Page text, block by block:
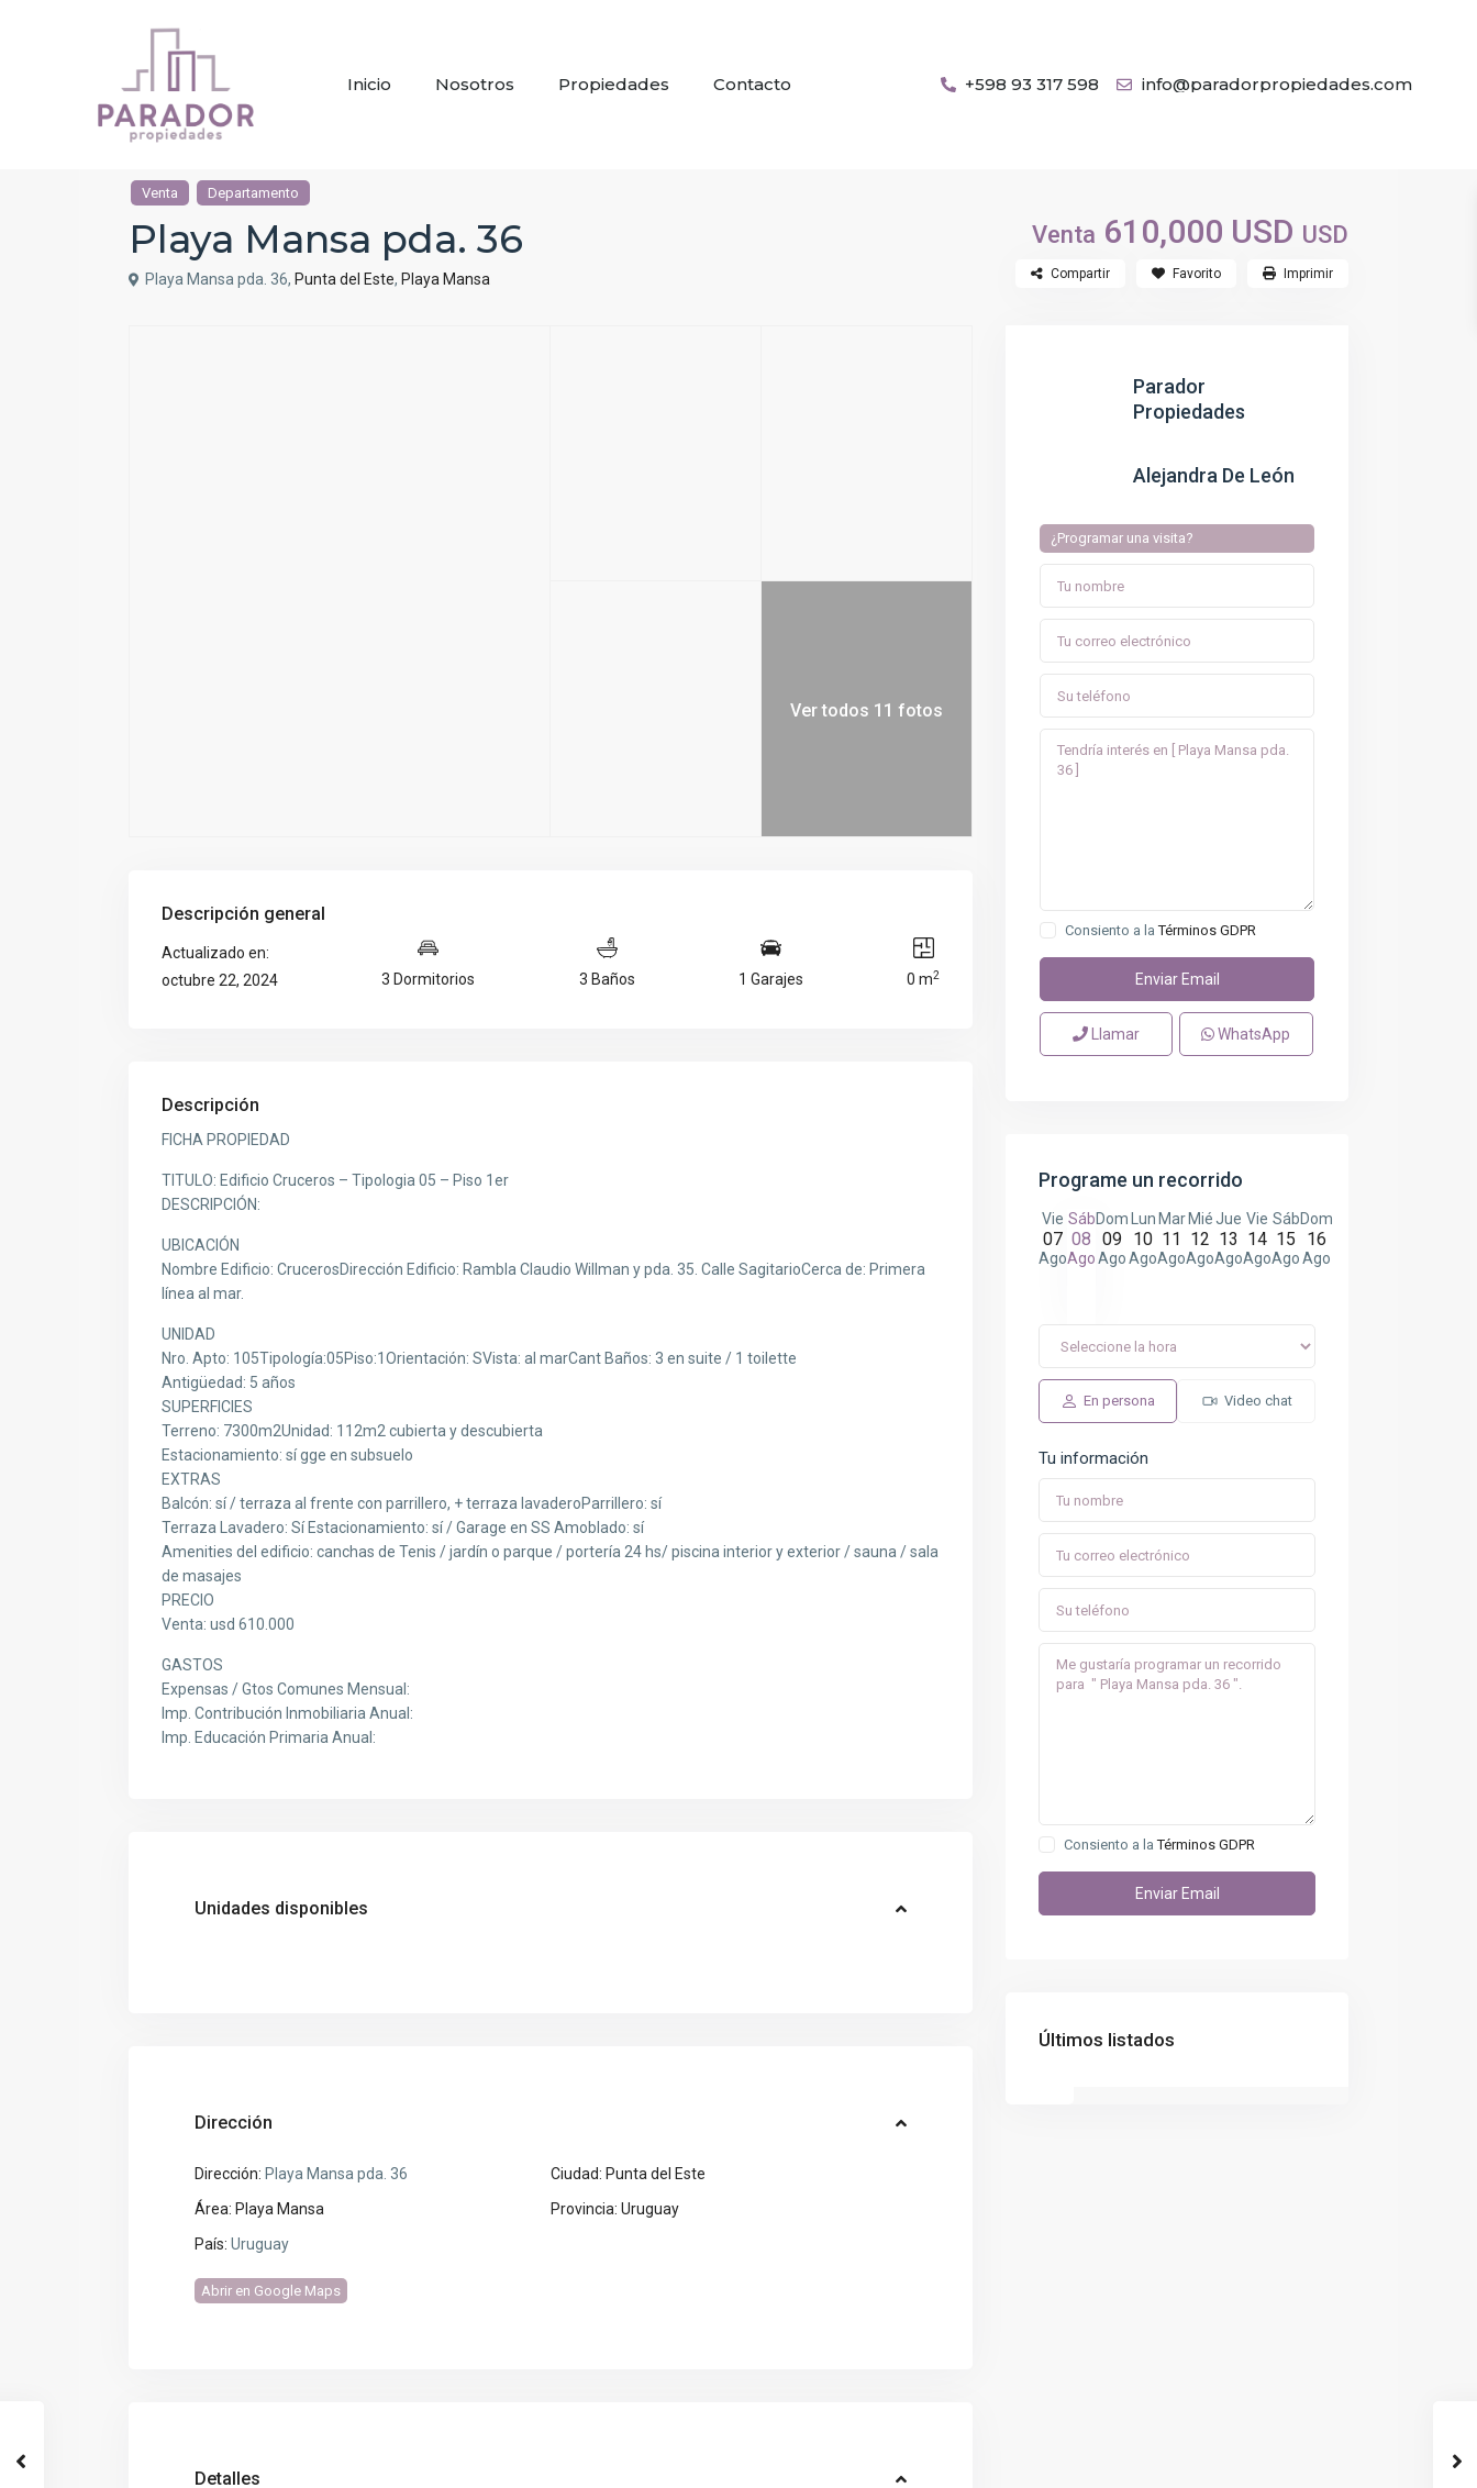
Inicio Nosotros Propiedades Contacto +598 93 317 598 info@paradorpropiedades.com
Venta Departamento
Playa Mansa pda. 36 Venta 610,000 USD USD
Playa Mansa pda. 36, Punta del Este, Playa Mansa Compartir Favorito Imprimir
Ver todos 11 fotos
Descripción general
Actualizado en:
octubre 22, 2024
3 Dormitorios 3 Baños 1 Garajes 0 m2
Descripción
FICHA PROPIEDAD
TITULO: Edificio Cruceros – Tipologia 05 – Piso 1er
DESCRIPCIÓN:
UBICACIÓN
Nombre Edificio: CrucerosDirección Edificio: Rambla Claudio Willman y pda. 35. Calle SagitarioCerca de: Primera
línea al mar.
UNIDAD
Nro. Apto: 105Tipología:05Piso:1Orientación: SVista: al marCant Baños: 3 en suite / 1 toilette
Antigüedad: 5 años
SUPERFICIES
Terreno: 7300m2Unidad: 112m2 cubierta y descubierta
Estacionamiento: sí gge en subsuelo
EXTRAS
Balcón: sí / terraza al frente con parrillero, + terraza lavaderoParrillero: sí
Terraza Lavadero: Sí Estacionamiento: sí / Garage en SS Amoblado: sí
Amenities del edificio: canchas de Tenis / jardín o parque / portería 24 hs/ piscina interior y exterior / sauna / sala
de masajes
PRECIO
Venta: usd 610.000
GASTOS
Expensas / Gtos Comunes Mensual:
Imp. Contribución Inmobiliaria Anual:
Imp. Educación Primaria Anual:
Unidades disponibles
Dirección
Dirección: Playa Mansa pda. 36 Ciudad: Punta del Este
Área: Playa Mansa Provincia: Uruguay
País: Uruguay
Abrir en Google Maps
Detalles
Parador
Propiedades
Alejandra De León
¿Programar una visita?
Consiento a laTérminos GDPR
Llamar WhatsApp
Programe un recorrido
Vie
07
Ago
Sáb
08
Ago
Dom
09
Ago
Lun
10
Ago
Mar
11
Ago
Mié
12
Ago
Jue
13
Ago
Vie
14
Ago
Sáb
15
Ago
Dom
16
Ago
En persona Video chat
Tu información
Consiento a laTérminos GDPR
Últimos listados